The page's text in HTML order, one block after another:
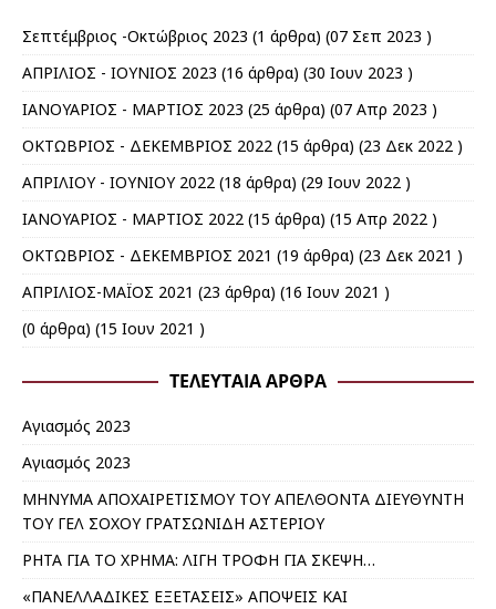
Σεπτέμβριος -Οκτώβριος 2023 (1 άρθρα) (07 Σεπ 2023 )
ΑΠΡΙΛΙΟΣ - ΙΟΥΝΙΟΣ 2023 (16 άρθρα) (30 Ιουν 2023 )
ΙΑΝΟΥΑΡΙΟΣ - ΜΑΡΤΙΟΣ 2023 (25 άρθρα) (07 Απρ 2023 )
ΟΚΤΩΒΡΙΟΣ - ΔΕΚΕΜΒΡΙΟΣ 2022 (15 άρθρα) (23 Δεκ 2022 )
ΑΠΡΙΛΙΟΥ - ΙΟΥΝΙΟΥ 2022 (18 άρθρα) (29 Ιουν 2022 )
ΙΑΝΟΥΑΡΙΟΣ - ΜΑΡΤΙΟΣ 2022 (15 άρθρα) (15 Απρ 2022 )
ΟΚΤΩΒΡΙΟΣ - ΔΕΚΕΜΒΡΙΟΣ 2021 (19 άρθρα) (23 Δεκ 2021 )
ΑΠΡΙΛΙΟΣ-ΜΑΪΟΣ 2021 (23 άρθρα) (16 Ιουν 2021 )
(0 άρθρα) (15 Ιουν 2021 )
ΤΕΛΕΥΤΑΊΑ ΆΡΘΡΑ
Αγιασμός 2023
Αγιασμός 2023
ΜΗΝΥΜΑ ΑΠΟΧΑΙΡΕΤΙΣΜΟΥ ΤΟΥ ΑΠΕΛΘΟΝΤΑ ΔΙΕΥΘΥΝΤΗ
ΤΟΥ ΓΕΛ ΣΟΧΟΥ ΓΡΑΤΣΩΝΙΔΗ ΑΣΤΕΡΙΟΥ
ΡΗΤΑ ΓΙΑ ΤΟ ΧΡΗΜΑ: ΛΙΓΗ ΤΡΟΦΗ ΓΙΑ ΣΚΕΨΗ…
«ΠΑΝΕΛΛΑΔΙΚΕΣ ΕΞΕΤΑΣΕΙΣ» ΑΠΟΨΕΙΣ ΚΑΙ